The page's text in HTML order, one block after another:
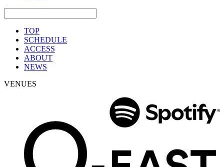
TOP
SCHEDULE
ACCESS
ABOUT
NEWS
VENUES